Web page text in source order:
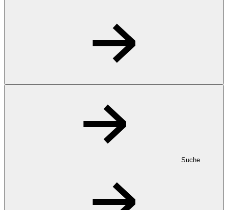
Suche